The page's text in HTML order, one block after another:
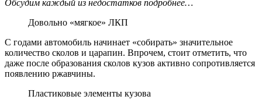
Обсудим каждый из недостатков подробнее…
Довольно «мягкое» ЛКП
С годами автомобиль начинает «собирать» значительное
количество сколов и царапин. Впрочем, стоит отметить, что
даже после образования сколов кузов активно сопротивляется
появлению ржавчины.
Пластиковые элементы кузова